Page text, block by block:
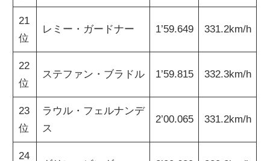
21
位
レミー・ガードナー 1’59.649 331.2km/h
22
位
ステファン・ブラドル 1’59.815 332.3km/h
23
位
ラウル・フェルナンデ
ス
2’00.065 331.2km/h
24